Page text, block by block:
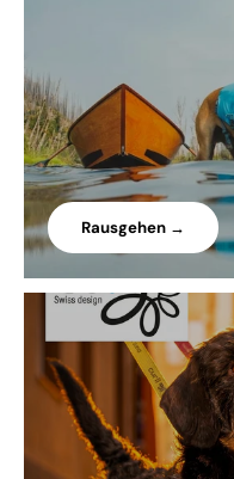
Rausgehen →